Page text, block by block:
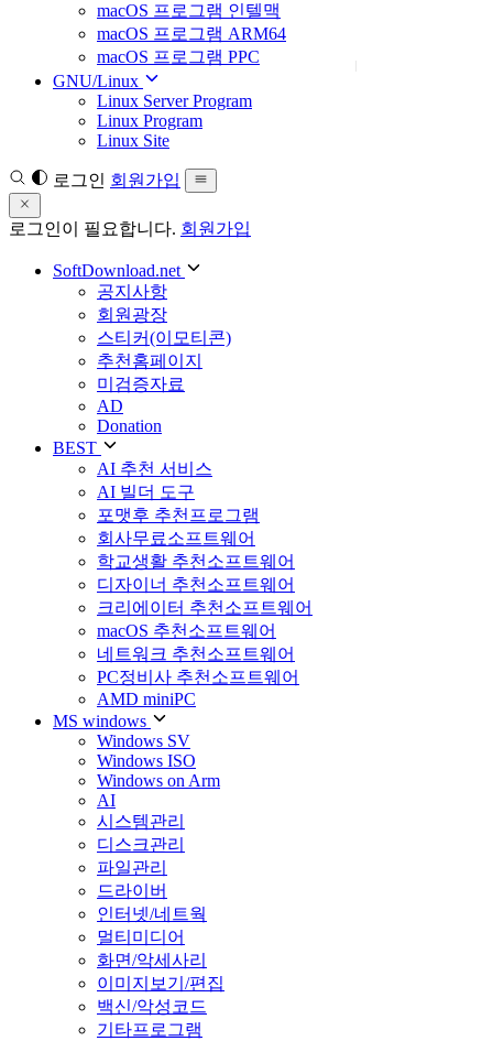
macOS 프로그램 인텔맥
macOS 프로그램 ARM64
macOS 프로그램 PPC
GNU/Linux
Linux Server Program
Linux Program
Linux Site
로그인 회원가입
로그인이 필요합니다. 회원가입
SoftDownload.net
공지사항
회원광장
스티커(이모티콘)
추천홈페이지
미검증자료
AD
Donation
BEST
AI 추천 서비스
AI 빌더 도구
포맷후 추천프로그램
회사무료소프트웨어
학교생활 추천소프트웨어
디자이너 추천소프트웨어
크리에이터 추천소프트웨어
macOS 추천소프트웨어
네트워크 추천소프트웨어
PC정비사 추천소프트웨어
AMD miniPC
MS windows
Windows SV
Windows ISO
Windows on Arm
AI
시스템관리
디스크관리
파일관리
드라이버
인터넷/네트웍
멀티미디어
화면/악세사리
이미지보기/편집
백신/악성코드
기타프로그램